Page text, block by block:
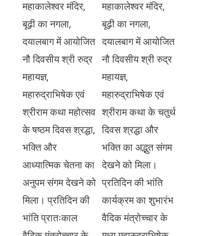
महाकालेश्वर मंदिर,
बूढ़ी का नगला,
दयालबाग में आयोजित
नौ दिवसीय श्री रुद्र
महायज्ञ,
महारुद्राभिषेक एवं
श्रीराम कथा महोत्सव
के षष्ठम दिवस श्रद्धा,
भक्ति और
आध्यात्मिक चेतना का
अनुपम संगम देखने को
मिला। प्रतिदिन की
भांति प्रातःकाल
महाकालेश्वर मंदिर,
बूढ़ी का नगला,
दयालबाग में आयोजित
नौ दिवसीय श्री रुद्र
महायज्ञ,
महारुद्राभिषेक एवं
श्रीराम कथा के चतुर्थ
दिवस श्रद्धा और
भक्ति का अद्भुत संगम
देखने को मिला।
प्रतिदिन की भांति
कार्यक्रम का शुभारंभ
वैदिक मंत्रोच्चार के